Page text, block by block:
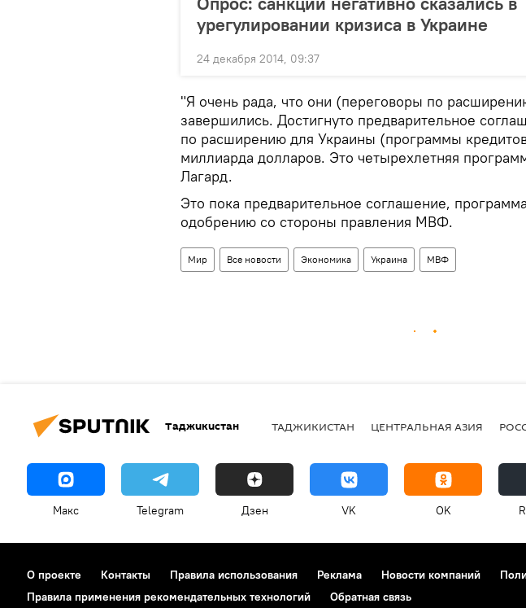
урегулировании кризиса в Украине
24 декабря 2014, 09:37
"Я очень рада, что они (переговоры по
завершились. Достигнуто предварительное
по расширению для Украины (программы
миллиарда долларов. Это четырехлетняя
Лагард.
Это пока предварительное соглашение,
одобрению со стороны правления МВФ.
Мир Все новости Экономика Украина МВФ
Таджикистан ТАДЖИКИСТАН ЦЕНТРАЛЬНАЯ АЗИЯ
Макс Telegram Дзен VK OK
О проекте Контакты Правила использования Реклама Новости компаний
Правила применения рекомендательных технологий
Обратная связь